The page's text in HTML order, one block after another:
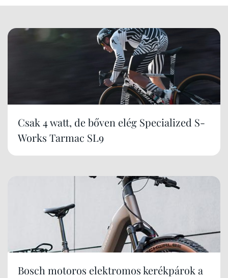
Csak 4 watt, de bőven elég Specialized S-
Works Tarmac SL9
Bosch motoros elektromos kerékpárok a